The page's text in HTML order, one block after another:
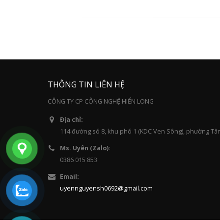
THÔNG TIN LIÊN HỆ
CÔNG TY CP CÔNG NGHỆ HIỂN LONG
Địa chỉ:
114 đường số 8, khu phố 1 (KDC Ven Sông), phường
Ms. Uyên (Zalo):
0386 015 853
Email:
uyennguyensh0692@gmail.com